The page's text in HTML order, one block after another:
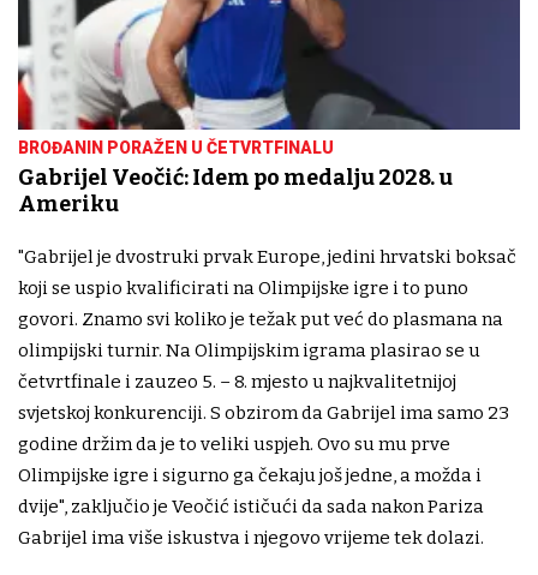
BROĐANIN PORAŽEN U ČETVRTFINALU
Gabrijel Veočić: Idem po medalju 2028. u
Ameriku
"Gabrijel je dvostruki prvak Europe, jedini hrvatski boksač
koji se uspio kvalificirati na Olimpijske igre i to puno
govori. Znamo svi koliko je težak put već do plasmana na
olimpijski turnir. Na Olimpijskim igrama plasirao se u
četvrtfinale i zauzeo 5. – 8. mjesto u najkvalitetnijoj
svjetskoj konkurenciji. S obzirom da Gabrijel ima samo 23
godine držim da je to veliki uspjeh. Ovo su mu prve
Olimpijske igre i sigurno ga čekaju još jedne, a možda i
dvije", zaključio je Veočić ističući da sada nakon Pariza
Gabrijel ima više iskustva i njegovo vrijeme tek dolazi.